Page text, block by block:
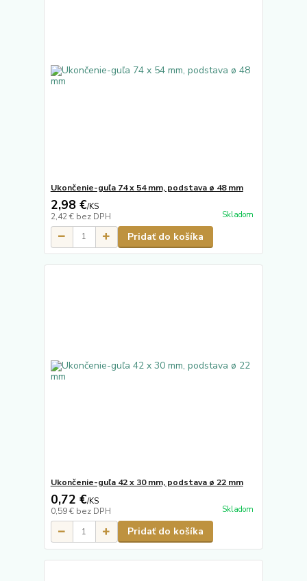
Ukončenie-guľa 74 x 54 mm, podstava ø 48 mm
2,98 €/KS
2,42 € bez DPH Skladom
Pridať do košíka
Ukončenie-guľa 42 x 30 mm, podstava ø 22 mm
0,72 €/KS
0,59 € bez DPH Skladom
Pridať do košíka